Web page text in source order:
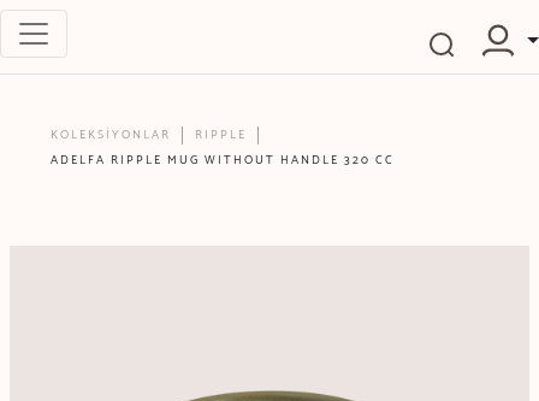
KOLEKSİYONLAR
RIPPLE
ADELFA RIPPLE MUG WITHOUT HANDLE 320 CC